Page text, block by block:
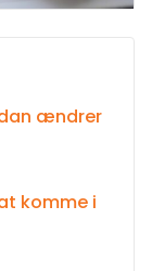
ændrer
komme i